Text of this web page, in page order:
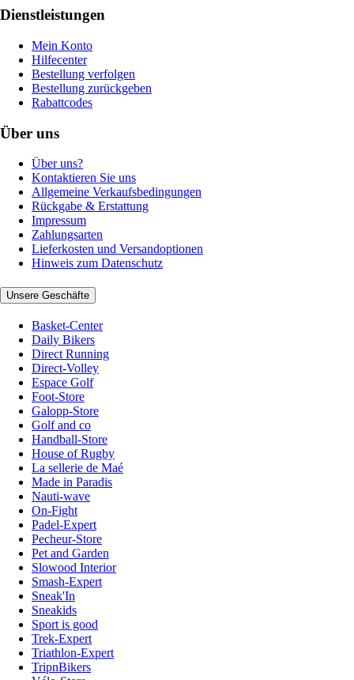
Dienstleistungen
Mein Konto
Hilfecenter
Bestellung verfolgen
Bestellung zurückgeben
Rabattcodes
Über uns
Über uns?
Kontaktieren Sie uns
Allgemeine Verkaufsbedingungen
Rückgabe & Erstattung
Impressum
Zahlungsarten
Lieferkosten und Versandoptionen
Hinweis zum Datenschutz
Unsere Geschäfte
Basket-Center
Daily Bikers
Direct Running
Direct-Volley
Espace Golf
Foot-Store
Galopp-Store
Golf and co
Handball-Store
House of Rugby
La sellerie de Maé
Made in Paradis
Nauti-wave
On-Fight
Padel-Expert
Pecheur-Store
Pet and Garden
Slowood Interior
Smash-Expert
Sneak'In
Sneakids
Sport is good
Trek-Expert
Triathlon-Expert
TripnBikers